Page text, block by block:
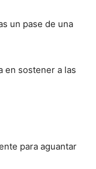
un pase de una
en sostener a las
para aguantar